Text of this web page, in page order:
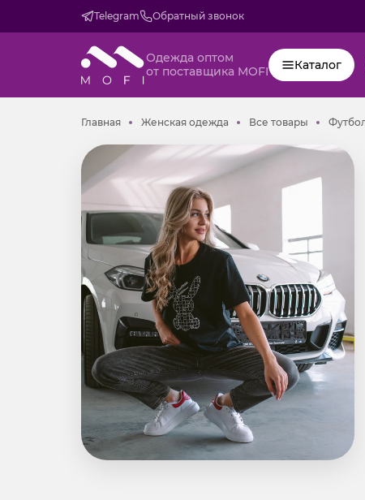
Telegram Обратный звонок
Одежда оптом
от поставщика MOFI
Каталог
ГлавнаяГлавнаяЖенская одежда Женская одежда
Все товары Все